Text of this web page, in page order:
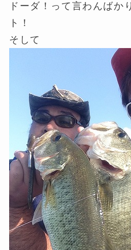
ドーダ！って言わんばか
ト！
そして